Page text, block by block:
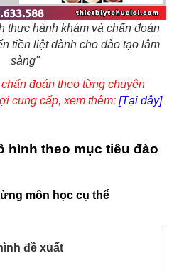
thực hành khám và chẩn đoán
tiền liệt dành cho đào tạo lâm
sàng"
đoán theo từng chuyên
cung cấp, xem thêm: [Tại đây]
hình theo mục tiêu đào
môn học cụ thể
đề xuất